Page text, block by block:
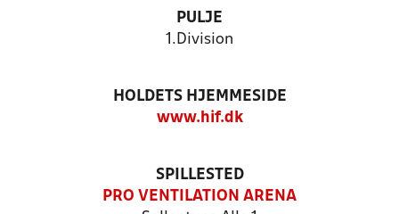
PULJE
1.Division
HOLDETS HJEMMESIDE
www.hif.dk
SPILLESTED
PRO VENTILATION ARENA